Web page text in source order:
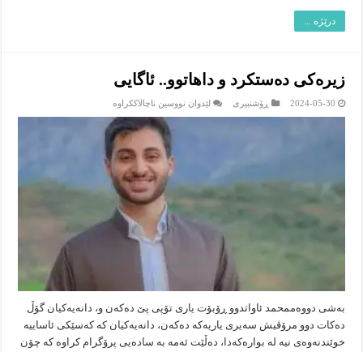
درێژە ...
زیرەکی دەستکرد و داهاتوو.. ئاگایی
2024-05-30 ڕۆشنبیرى لێدوان نووسین ناچالاککراوە
دەستکرد
و
ئاگایی
بەشی دووەممحمد ئاواتدوو ڕۆبۆت یاری تۆپی پێ دەکەن و، دانەیەکیان گۆڵ
دەکات دوو مرۆڤیش سەیری یاریەکە دەکەن، دانەیەکیان کە کەسێکی ئاساییە
خوێندنەوەی نیە لە بوارەکەدا، دەڵێت ئەمە بە سادەیی پرۆگرام کراوە کە چۆن